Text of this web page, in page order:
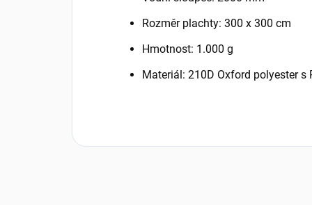
Rozměr plachty: 300 x 300 cm
Hmotnost: 1.000 g
Materiál: 210D Oxford polyester s